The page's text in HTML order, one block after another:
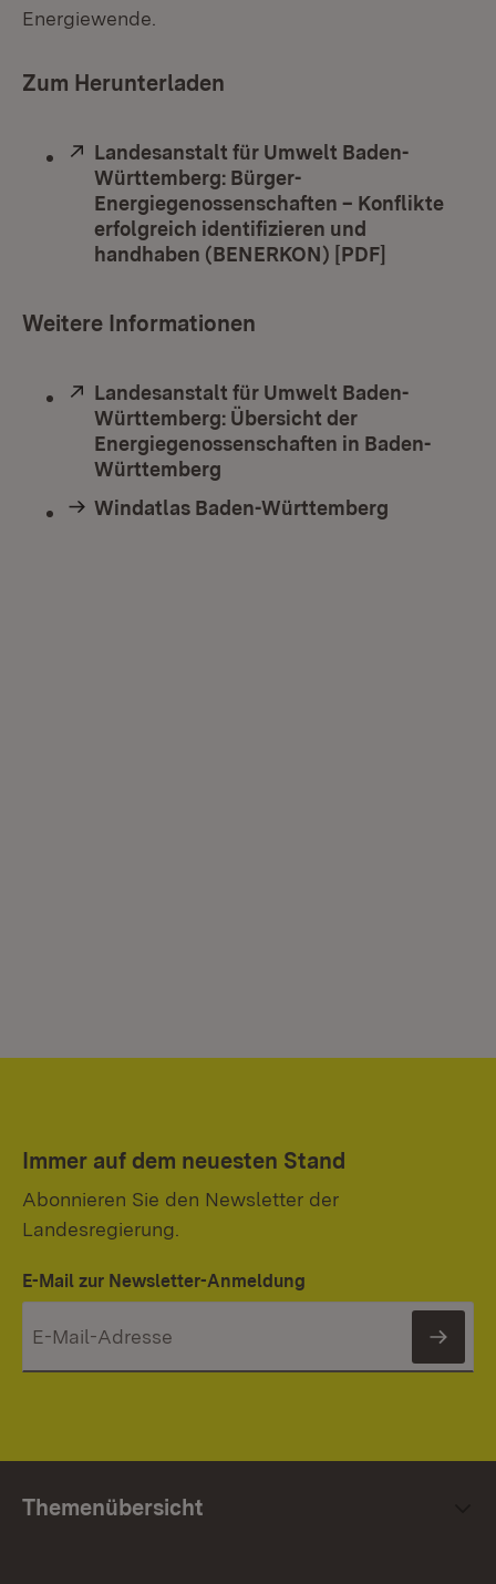
Energiewende.
Zum Herunterladen
Extern:
Landesanstalt für Umwelt Baden-
Württemberg: Bürger-
Energiegenossenschaften – Konflikte
erfolgreich identifizieren und
handhaben (BENERKON) [PDF]
Weitere Informationen
Extern:
Landesanstalt für Umwelt Baden-
Württemberg: Übersicht der
Energiegenossenschaften in Baden-
Württemberg
Windatlas Baden-Württemberg
Immer auf dem neuesten Stand
Abonnieren Sie den Newsletter der
Landesregierung.
E-Mail zur Newsletter-Anmeldung
Themenübersicht